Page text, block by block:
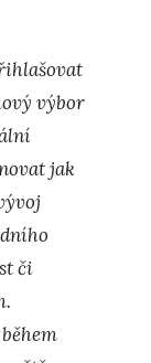
výbor
jak
či